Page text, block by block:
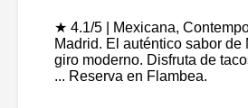
★ 4.1/5 | Mexicana,
Madrid. El auténtico sabor de
giro moderno. Disfruta de
... Reserva en Flambea.